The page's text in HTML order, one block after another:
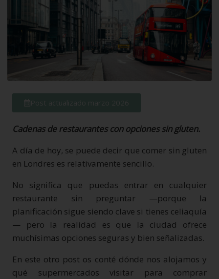
Post actualizado marzo 2026
Cadenas de restaurantes con opciones sin gluten.
A día de hoy, se puede decir que comer sin gluten
en Londres es relativamente sencillo.
No significa que puedas entrar en cualquier
restaurante sin preguntar —porque la
planificación sigue siendo clave si tienes celiaquía
— pero la realidad es que la ciudad ofrece
muchísimas opciones seguras y bien señalizadas.
En este otro post os conté dónde nos alojamos y
qué supermercados visitar para comprar